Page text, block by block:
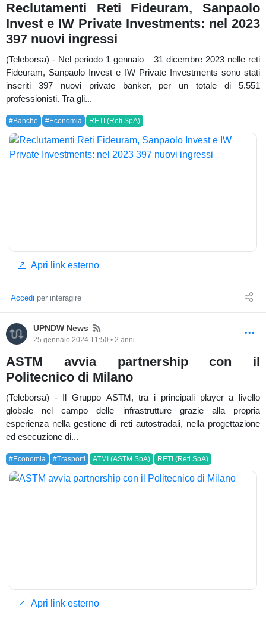
Reclutamenti Reti Fideuram, Sanpaolo
Invest e IW Private Investments: nel 2023
397 nuovi ingressi
(Teleborsa) - Nel periodo 1 gennaio – 31 dicembre 2023 nelle reti
Fideuram, Sanpaolo Invest e IW Private Investments sono stati
inseriti 397 nuovi private banker, per un totale di 5.551
professionisti. Tra gli...
#Banche #Economia RETI (Reti SpA)
Apri link esterno
Accedi per interagire
UPNDW News News
25 gennaio 2024 11:50 • 2 anni
ASTM avvia partnership con il
Politecnico di Milano
(Teleborsa) - Il Gruppo ASTM, tra i principali player a livello
globale nel campo delle infrastrutture grazie alla propria
esperienza nella gestione di reti autostradali, nella progettazione
ed esecuzione di...
#Economia #Trasporti ATMI (ASTM SpA) RETI (Reti SpA)
Apri link esterno